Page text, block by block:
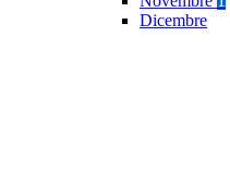
Dicembre